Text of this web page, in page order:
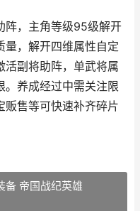
阵，主角等级95级解开
量，解开四维属性自定
活副将助阵，单武将属
。养成经过中需关注限
贩售等可快速补齐碎片
备 帝国战纪英雄